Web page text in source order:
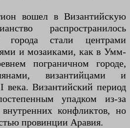
вошел в Византийскую
распространилось
города стали центрами
и мозаиками, как в Умм-
пограничном городе,
византийцами и
века. Византийский период
упадком из-за
конфликтов, но
провинции Аравия.